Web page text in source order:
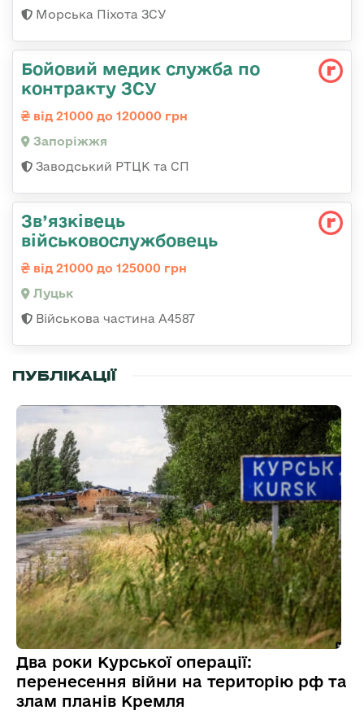
Морська Піхота ЗСУ
Бойовий медик служба по
контракту ЗСУ
від 21000 до 120000 грн
Запоріжжя
Заводський РТЦК та СП
Зв’язківець
військовослужбовець
від 21000 до 125000 грн
Луцьк
Військова частина А4587
ПУБЛІКАЦІЇ
Два роки Курської операції:
перенесення війни на територію рф та
злам планів Кремля